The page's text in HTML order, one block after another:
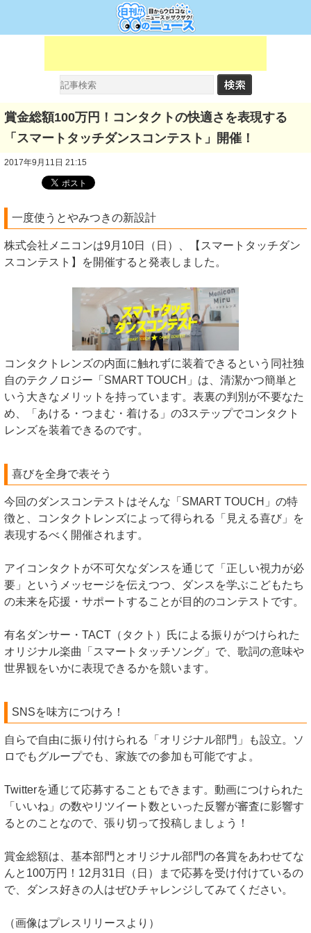
賞金総額100万円！コンタクトの快適さを表現する
「スマートタッチダンスコンテスト」開催！
2017年9月11日 21:15
一度使うとやみつきの新設計
株式会社メニコンは9月10日（日）、【スマートタッチダン
スコンテスト】を開催すると発表しました。
コンタクトレンズの内面に触れずに装着できるという同社独
自のテクノロジー「SMART TOUCH」は、清潔かつ簡単と
いう大きなメリットを持っています。表裏の判別が不要なた
め、「あける・つまむ・着ける」の3ステップでコンタクト
レンズを装着できるのです。
喜びを全身で表そう
今回のダンスコンテストはそんな「SMART TOUCH」の特
徴と、コンタクトレンズによって得られる「見える喜び」を
表現するべく開催されます。
アイコンタクトが不可欠なダンスを通じて「正しい視力が必
要」というメッセージを伝えつつ、ダンスを学ぶこどもたち
の未来を応援・サポートすることが目的のコンテストです。
有名ダンサー・TACT（タクト）氏による振りがつけられた
オリジナル楽曲「スマートタッチソング」で、歌詞の意味や
世界観をいかに表現できるかを競います。
SNSを味方につけろ！
自らで自由に振り付けられる「オリジナル部門」も設立。ソ
ロでもグループでも、家族での参加も可能ですよ。
Twitterを通じて応募することもできます。動画につけられた
「いいね」の数やリツイート数といった反響が審査に影響す
るとのことなので、張り切って投稿しましょう！
賞金総額は、基本部門とオリジナル部門の各賞をあわせてな
んと100万円！12月31日（日）まで応募を受け付けているの
で、ダンス好きの人はぜひチャレンジしてみてください。
（画像はプレスリリースより）